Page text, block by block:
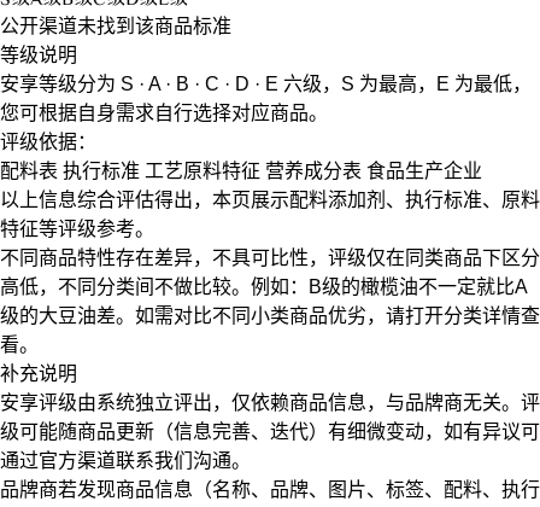
公开渠道未找到该商品标准
等级说明
安享等级分为 S · A · B · C · D · E 六级， S 为最高， E 为最低，
您可根据自身需求自行选择对应商品。
评级依据：
配料表 执行标准 工艺原料特征 营养成分表 食品生产企业
以上信息综合评估得出，本页展示配料添加剂 、 执行标准、 原料
特征等评级参考。
不同商品特性存在差异，不具可比性，评级仅在 同类商品下区分
高低，不同分类间不做比较。例如：B级的橄榄油不一定就比A
级的大豆油差。如需对比不同小类商品优劣，请打开分类详情查
看。
补充说明
安享评级由系统独立评出，仅依赖商品信息， 与品牌商无关。评
级可能随商品更新（信息完善、迭代）有细微变动，如有异议可
通过官方渠道联系我们沟通。
品牌商若发现商品信息（名称、品牌、图片、标签、配料、执行